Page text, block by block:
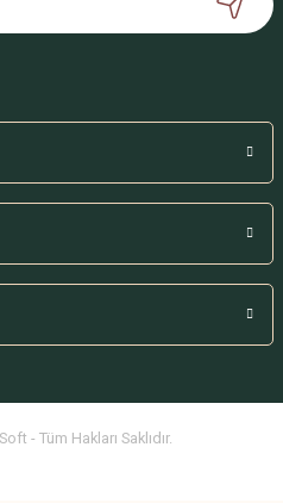
olmalı.
- Tüm Hakları Saklıdır.